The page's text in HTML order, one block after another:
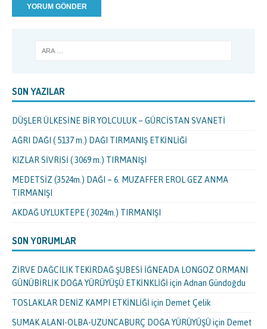
SON YAZILAR
DÜŞLER ÜLKESİNE BİR YOLCULUK – GÜRCİSTAN SVANETİ
AĞRI DAĞI ( 5137 m.) DAĞI TIRMANIŞ ETKİNLİĞİ
KIZLAR SİVRİSİ ( 3069 m.) TIRMANIŞI
MEDETSİZ (3524m.) DAĞI – 6. MUZAFFER EROL GEZ ANMA
TIRMANIŞI
AKDAĞ UYLUKTEPE ( 3024m.) TIRMANIŞI
SON YORUMLAR
ZİRVE DAĞCILIK TEKİRDAĞ ŞUBESİ İĞNEADA LONGOZ ORMANI
GÜNÜBİRLİK DOĞA YÜRÜYÜŞÜ ETKİNKLİĞİ için Adnan Gündoğdu
TOSLAKLAR DENİZ KAMPI ETKİNLİĞİ için Demet Çelik
SUMAK ALANI-OLBA-UZUNCABURÇ DOĞA YÜRÜYÜŞÜ için Demet